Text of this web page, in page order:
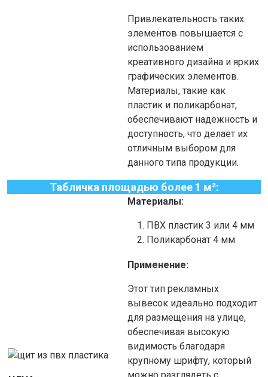
Привлекательность таких
элементов повышается с
использованием
креативного дизайна и ярких
графических элементов.
Материалы, такие как
пластик и поликарбонат,
обеспечивают надежность и
доступность, что делает их
отличным выбором для
данного типа продукции.
Табличка площадью более 1 м²:
Материалы:
ПВХ пластик 3 или 4 мм
Поликарбонат 4 мм
Применение:
Этот тип рекламных
вывесок идеально подходит
для размещения на улице,
обеспечивая высокую
видимость благодаря
крупному шрифту, который